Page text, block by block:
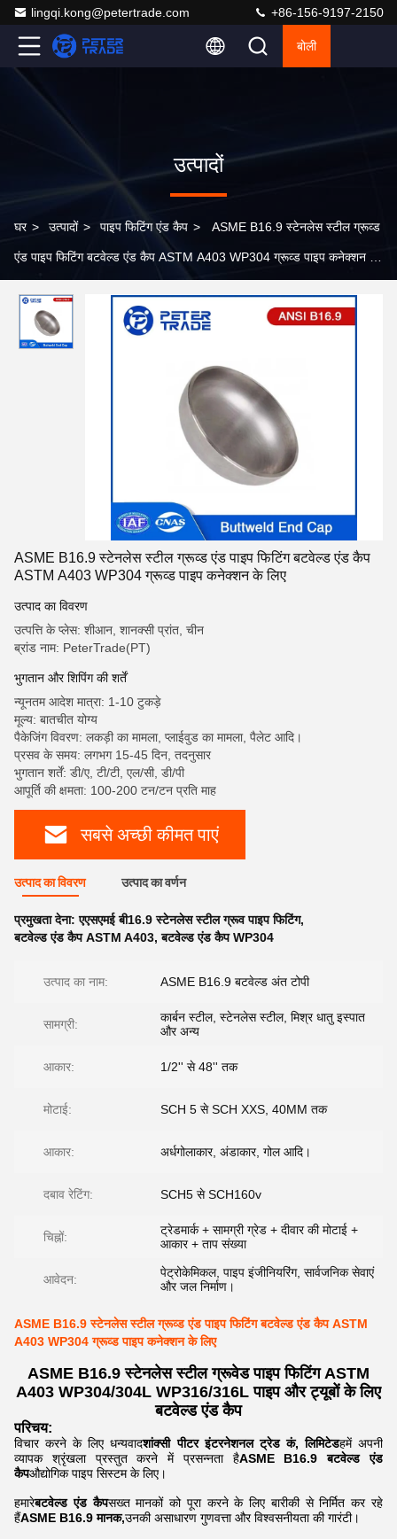
lingqi.kong@petertrade.com +86-156-9197-2150
बोली
उत्पादों
घर > उत्पादों > पाइप फिटिंग एंड कैप > ASME B16.9 स्टेनलेस स्टील ग्रूव्ड
एंड पाइप फिटिंग बटवेल्ड एंड कैप ASTM A403 WP304 ग्रूव्ड पाइप कनेक्शन के
ASME B16.9 स्टेनलेस स्टील ग्रूव्ड एंड पाइप फिटिंग बटवेल्ड एंड कैप
ASTM A403 WP304 ग्रूव्ड पाइप कनेक्शन के लिए
उत्पाद का विवरण
उत्पत्ति के प्लेस: शीआन, शानक्सी प्रांत, चीन
ब्रांड नाम: PeterTrade(PT)
भुगतान और शिपिंग की शर्तें
न्यूनतम आदेश मात्रा: 1-10 टुकड़े
मूल्य: बातचीत योग्य
पैकेजिंग विवरण: लकड़ी का मामला, प्लाईवुड का मामला, पैलेट आदि।
प्रसव के समय: लगभग 15-45 दिन, तदनुसार
भुगतान शर्तें: डी/ए, टी/टी, एल/सी, डी/पी
आपूर्ति की क्षमता: 100-200 टन/टन प्रति माह
सबसे अच्छी कीमत पाएं
उत्पाद का विवरण उत्पाद का वर्णन
प्रमुखता देना:एएसएमई बी16.9 स्टेनलेस स्टील ग्रूव पाइप फिटिंग,
बटवेल्ड एंड कैप ASTM A403,बटवेल्ड एंड कैप WP304
उत्पाद का नाम: ASME B16.9 बटवेल्ड अंत टोपी
सामग्री:
कार्बन स्टील, स्टेनलेस स्टील, मिश्र धातु इस्पात
और अन्य
आकार: 1/2'' से 48'' तक
मोटाई: SCH 5 से SCH XXS, 40MM तक
आकार: अर्धगोलाकार, अंडाकार, गोल आदि।
दबाव रेटिंग: SCH5 से SCH160v
चिह्नों:
ट्रेडमार्क + सामग्री ग्रेड + दीवार की मोटाई +
आकार + ताप संख्या
आवेदन:
पेट्रोकेमिकल, पाइप इंजीनियरिंग, सार्वजनिक सेवाएं
और जल निर्माण।
ASME B16.9 स्टेनलेस स्टील ग्रूव्ड एंड पाइप फिटिंग बटवेल्ड एंड कैप ASTM
A403 WP304 ग्रूव्ड पाइप कनेक्शन के लिए
ASME B16.9 स्टेनलेस स्टील ग्रूवेड पाइप फिटिंग ASTM
A403 WP304/304L WP316/316L पाइप और ट्यूबों के लिए
बटवेल्ड एंड कैप
परिचय:
विचार करने के लिए धन्यवादशांक्सी पीटर इंटरनेशनल ट्रेड कं, लिमिटेडहमें अपनी
व्यापक श्रृंखला प्रस्तुत करने में प्रसन्नता हैASME B16.9 बटवेल्ड एंड
कैपऔद्योगिक पाइप सिस्टम के लिए।
हमारेबटवेल्ड एंड कैपसख्त मानकों को पूरा करने के लिए बारीकी से निर्मित कर रहे
हैंASME B16.9 मानक,उनकी असाधारण गुणवत्ता और विश्वसनीयता की गारंटी।